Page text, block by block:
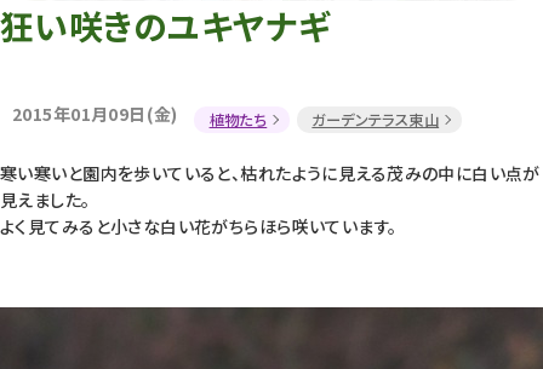
環境教育
狂い咲きのユキヤナギ
2015年01月09日(金) 植物たち ガーデンテラス東山
寒い寒いと園内を歩いていると、枯れたように見える茂みの中に白い点が
見えました。
よく見てみると小さな白い花がちらほら咲いています。